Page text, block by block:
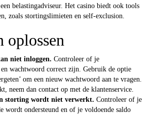
belastingadviseur. Het casino biedt ook tools
zoals stortingslimieten en self-exclusion.
oplossen
niet inloggen. Controleer of je
en wachtwoord correct zijn. Gebruik de optie
om een nieuw wachtwoord aan te vragen.
neem dan contact op met de klantenservice.
storting wordt niet verwerkt. Controleer of je
wordt ondersteund en of je voldoende saldo